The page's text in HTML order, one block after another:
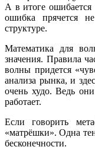
А в итоге
ошибка прячется
структуре.
Математика для
значения. Правила
волны придется
анализа рынка, и
очень худо. Ведь
работает.
Если говорить
«матрёшки». Одна
бесконечности.